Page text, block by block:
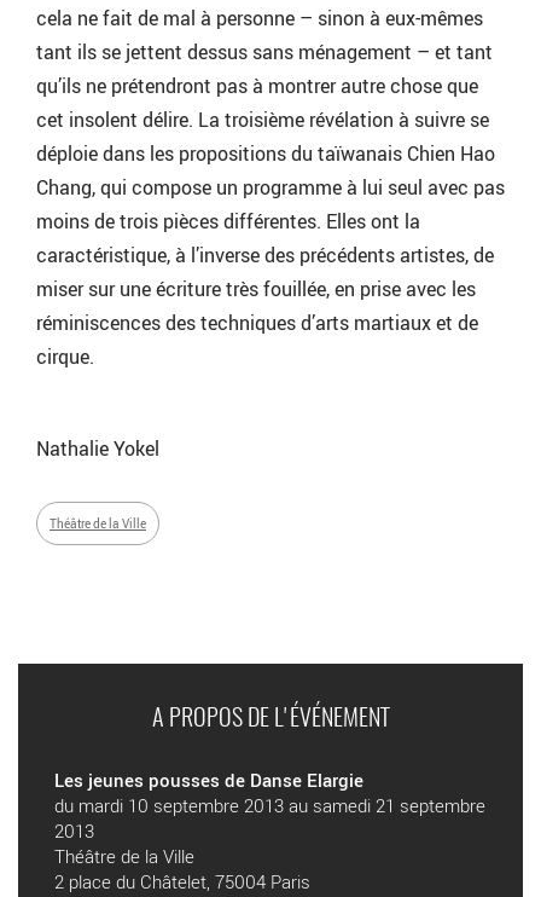
cela ne fait de mal à personne – sinon à eux-mêmes
tant ils se jettent dessus sans ménagement – et tant
qu’ils ne prétendront pas à montrer autre chose que
cet insolent délire. La troisième révélation à suivre se
déploie dans les propositions du taïwanais Chien Hao
Chang, qui compose un programme à lui seul avec pas
moins de trois pièces différentes. Elles ont la
caractéristique, à l’inverse des précédents artistes, de
miser sur une écriture très fouillée, en prise avec les
réminiscences des techniques d’arts martiaux et de
cirque.
Nathalie Yokel
Théâtre de la Ville
A PROPOS DE L'ÉVÉNEMENT
Les jeunes pousses de Danse Elargie
du mardi 10 septembre 2013 au samedi 21 septembre
2013
Théâtre de la Ville
2 place du Châtelet, 75004 Paris